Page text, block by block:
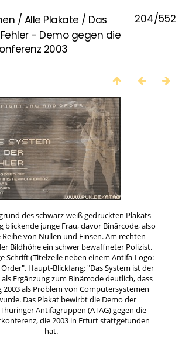
204/552
/ Alle Plakate / Das
- Demo gegen die
2003
des schwarz-weiß gedruckten Plakats
blickende junge Frau, davor Binärcode, also
von Nullen und Einsen. Am rechten
Bildhöhe ein schwer bewaffneter Polizist.
Schrift (Titelzeile neben einem Antifa-Logo:
Haupt-Blickfang: "Das System ist der
Ergänzung zum Binärcode deutlich, dass
2003 als Problem von Computersystemen
Das Plakat bewirbt die Demo der
Antifagruppen (ATAG) gegen die
die 2003 in Erfurt stattgefunden
hat.